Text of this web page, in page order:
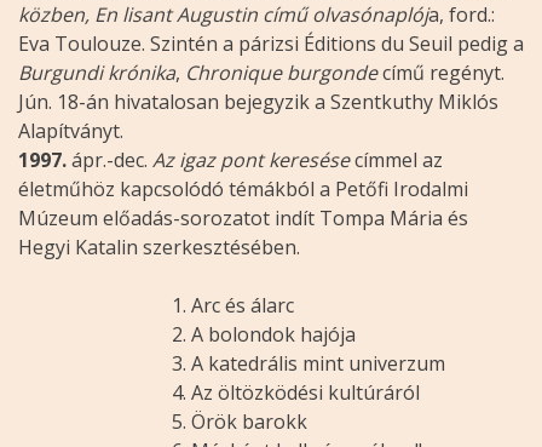
közben, En lisant Augustin című olvasónaplója, ford.:
Eva Toulouze. Szintén a párizsi Éditions du Seuil pedig a
Burgundi krónika, Chronique burgondecímű regényt.
Jún. 18-án hivatalosan bejegyzik a Szentkuthy Miklós
Alapítványt.
1997.ápr.-dec. Az igaz pont keresésecímmel az
életműhöz kapcsolódó témákból a Petőfi Irodalmi
Múzeum előadás-sorozatot indít Tompa Mária és
Hegyi Katalin szerkesztésében.
Arc és álarc
A bolondok hajója
A katedrális mint univerzum
Az öltözködési kultúráról
Örök barokk